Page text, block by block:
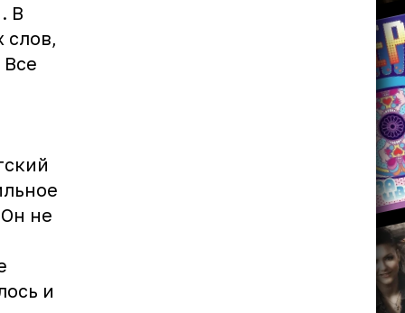
В
Все
не
и